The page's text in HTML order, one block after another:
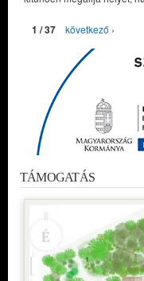
1 / 37 következő ›
TÁMOGATÁS